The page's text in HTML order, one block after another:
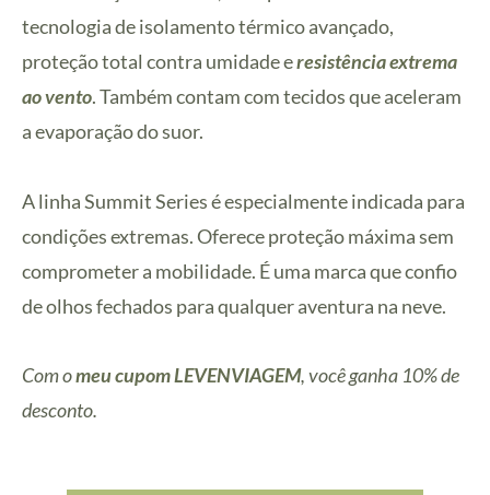
tecnologia de isolamento térmico avançado,
proteção total contra umidade eresistência extrema
ao vento. Também contam com tecidos que aceleram
a evaporação do suor.
A linha Summit Series é especialmente indicada para
condições extremas. Oferece proteção máxima sem
comprometer a mobilidade. É uma marca que confio
de olhos fechados para qualquer aventura na neve.
Com omeu cupom LEVENVIAGEM, você ganha 10% de
desconto.